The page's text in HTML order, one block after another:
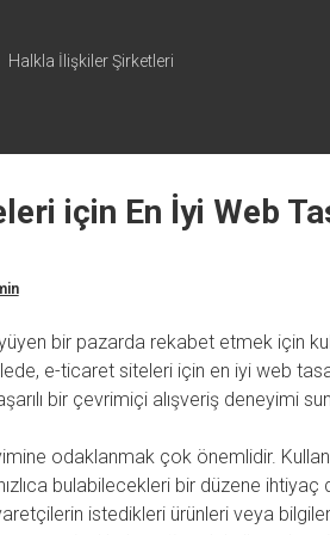
Halkla İlişkiler Şirketleri
için En İyi Web
bir pazarda rekabet etmek için
e-ticaret siteleri için en iyi web
bir çevrimiçi alışveriş deneyimi
odaklanmak çok önemlidir.
bulabilecekleri bir düzene ihtiyaç
istedikleri ürünleri veya